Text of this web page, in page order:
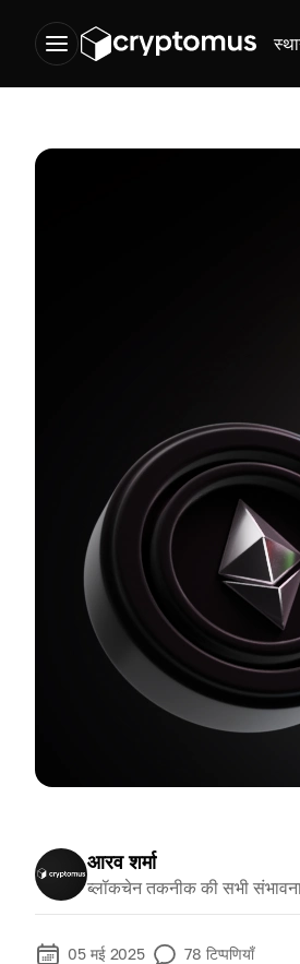
आरव शर्मा
ब्लॉकचेन तकनीक की सभी
05 मई 2025 78 टिप्पणियाँ